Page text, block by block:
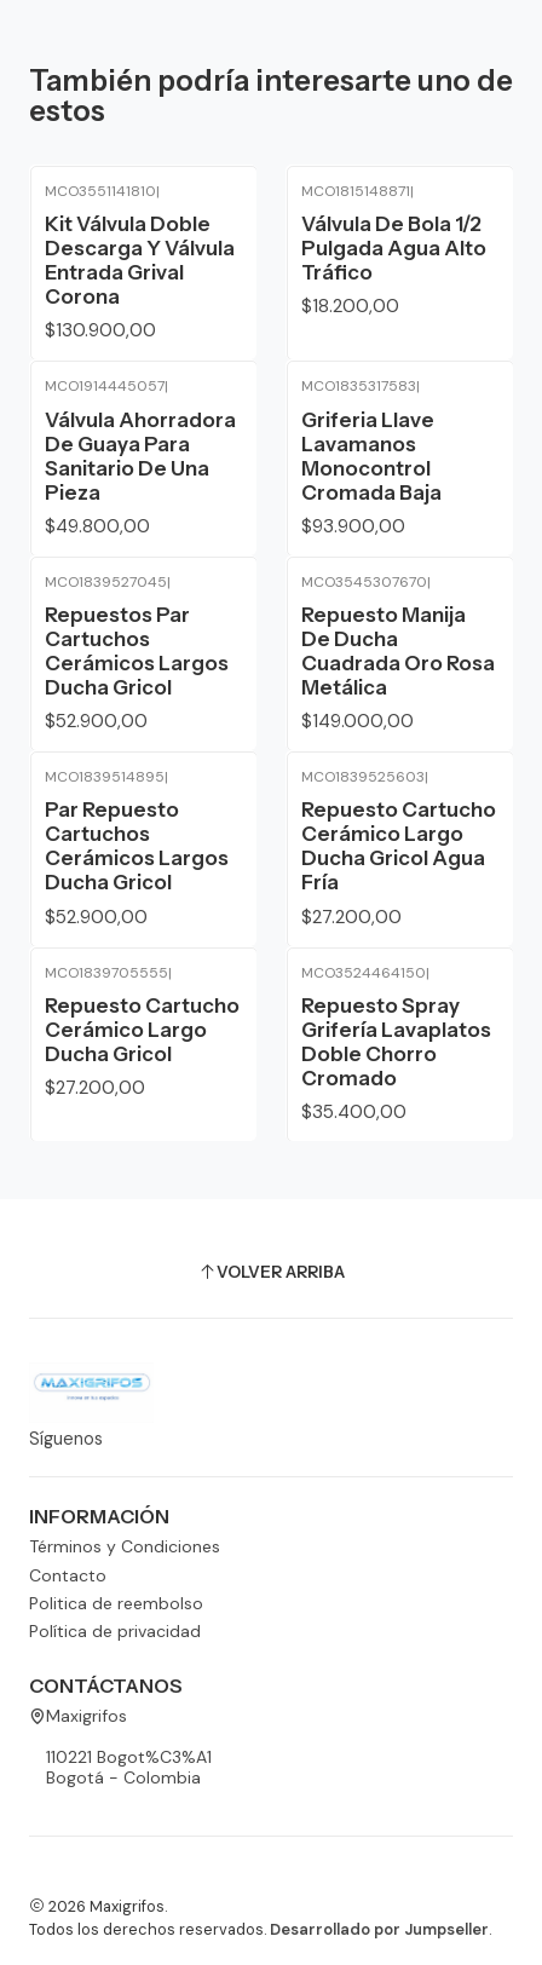
También podría interesarte uno de
estos
MCO3551141810|
Kit Válvula Doble
Descarga Y Válvula
Entrada Grival
Corona
$130.900,00
MCO1815148871|
Válvula De Bola 1/2
Pulgada Agua Alto
Tráfico
$18.200,00
MCO1914445057|
Válvula Ahorradora
De Guaya Para
Sanitario De Una
Pieza
$49.800,00
MCO1835317583|
Griferia Llave
Lavamanos
Monocontrol
Cromada Baja
$93.900,00
MCO1839527045|
Repuestos Par
Cartuchos
Cerámicos Largos
Ducha Gricol
$52.900,00
MCO3545307670|
Repuesto Manija
De Ducha
Cuadrada Oro Rosa
Metálica
$149.000,00
MCO1839514895|
Par Repuesto
Cartuchos
Cerámicos Largos
Ducha Gricol
$52.900,00
MCO1839525603|
Repuesto Cartucho
Cerámico Largo
Ducha Gricol Agua
Fría
$27.200,00
MCO1839705555|
Repuesto Cartucho
Cerámico Largo
Ducha Gricol
$27.200,00
MCO3524464150|
Repuesto Spray
Grifería Lavaplatos
Doble Chorro
Cromado
$35.400,00
VOLVER ARRIBA
Síguenos
INFORMACIÓN
Términos y Condiciones
Contacto
Politica de reembolso
Política de privacidad
CONTÁCTANOS
Maxigrifos
110221 Bogot%C3%A1
Bogotá - Colombia
2026 Maxigrifos.
Todos los derechos reservados. Desarrollado por Jumpseller.